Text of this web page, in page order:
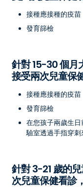
接種應接種的疫苗
發育篩檢
針對 15-30 個月
接受兩次兒童保
接種應接種的疫苗
發育篩檢
在您孩子兩歲生
驗室透過手指穿刺
針對 3-21 歲的
次兒童保健看診